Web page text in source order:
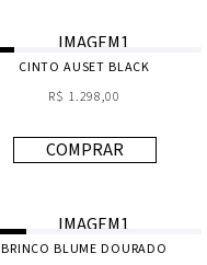
CINTO AUSET BLACK
R$ 1.298,00
COMPRAR
BRINCO BLUME DOURADO